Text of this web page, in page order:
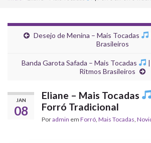
Desejo de Menina – Mais Tocadas
Brasileiros
Banda Garota Safada – Mais Tocadas
Ritmos Brasileiros
JAN
08
Eliane – Mais Tocadas
Forró Tradicional
Poradmin em Forró Mais Tocadas